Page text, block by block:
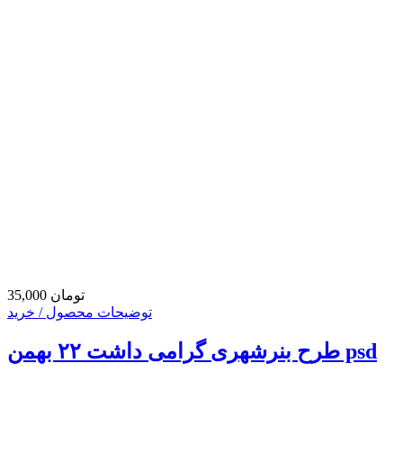
35,000 تومان
توضیحات محصول / خرید
طرح بنرشهری گرامی داشت ۲۲ بهمن psd